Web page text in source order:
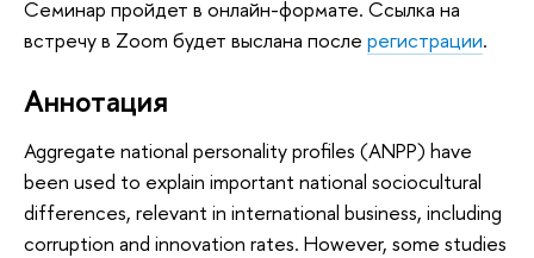
Семинар пройдет в онлайн-формате. Ссылка на
встречу в Zoom будет выслана после регистрации.
Аннотация
Aggregate national personality profiles (ANPP) have
been used to explain important national sociocultural
differences, relevant in international business, including
corruption and innovation rates. However, some studies